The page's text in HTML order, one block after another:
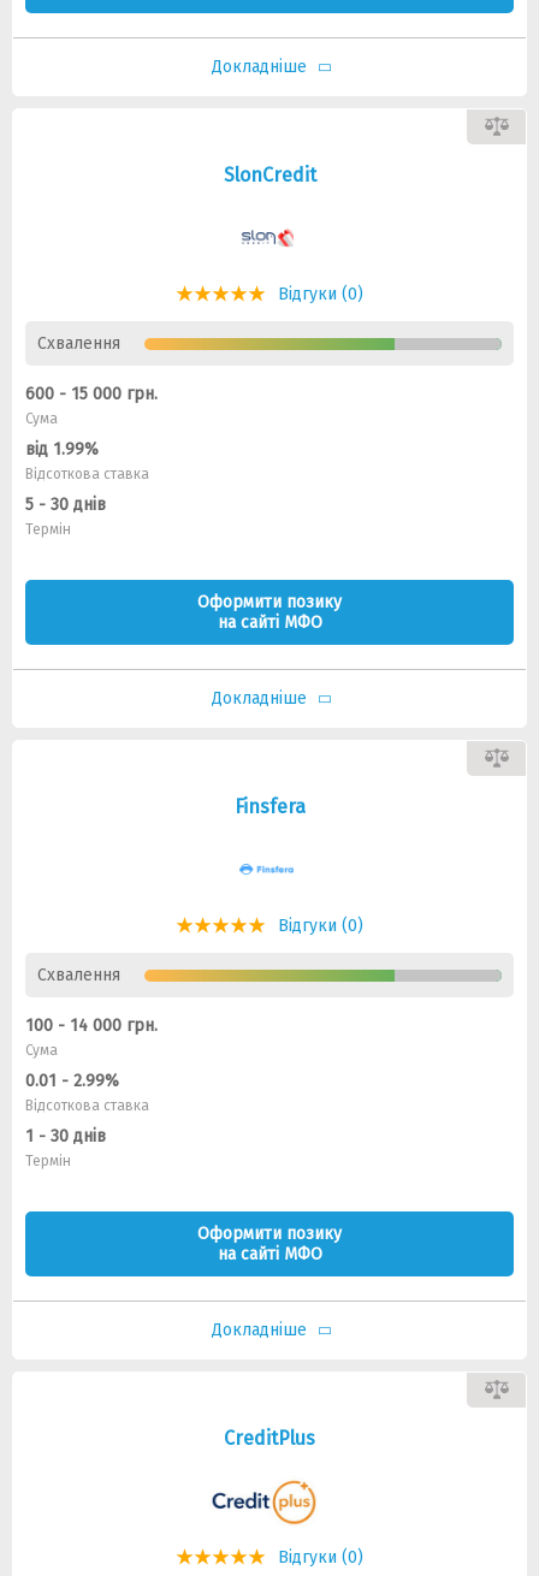
Докладніше
SlonCredit
Відгуки (0)
Схвалення
600 - 15 000 грн.
Сума
від 1.99%
Відсоткова ставка
5 - 30 днів
Термін
Оформити позику
на сайті МФО
Докладніше
Finsfera
Відгуки (0)
Схвалення
100 - 14 000 грн.
Сума
0.01 - 2.99%
Відсоткова ставка
1 - 30 днів
Термін
Оформити позику
на сайті МФО
Докладніше
CreditPlus
Відгуки (0)